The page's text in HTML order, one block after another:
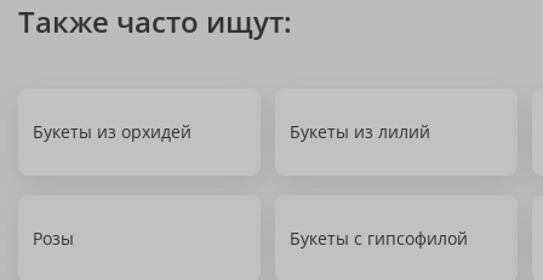
Также часто ищут:
Букеты из орхидей Букеты из лилий
Розы Букеты с гипсофилой